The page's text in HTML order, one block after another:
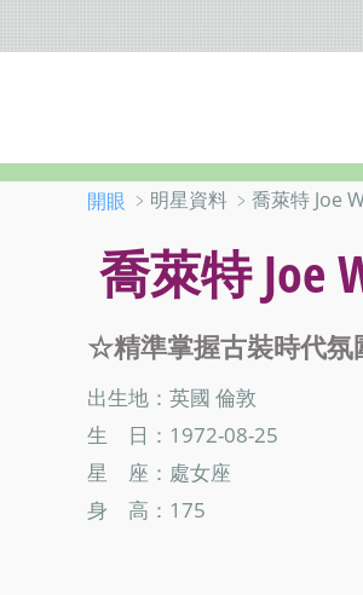
開眼 ﹥明星資料 ﹥喬萊特 Joe
喬萊特 Joe
☆精準掌握古裝時代
出生地：英國 倫敦
生 日：1972-08-25
星 座：處女座
身 高：175